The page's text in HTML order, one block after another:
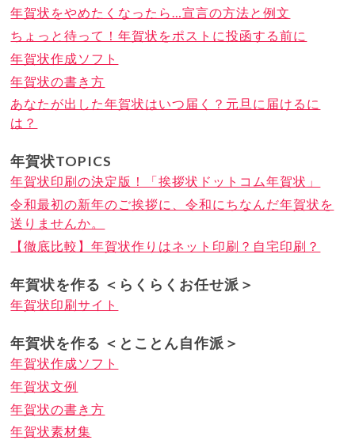
年賀状をやめたくなったら…宣言の方法と例文
ちょっと待って！年賀状をポストに投函する前に
年賀状作成ソフト
年賀状の書き方
あなたが出した年賀状はいつ届く？元旦に届けるに
は？
年賀状TOPICS
年賀状印刷の決定版！「挨拶状ドットコム年賀状」
令和最初の新年のご挨拶に、令和にちなんだ年賀状を
送りませんか。
【徹底比較】年賀状作りはネット印刷？自宅印刷？
年賀状を作る ＜らくらくお任せ派＞
年賀状印刷サイト
年賀状を作る ＜とことん自作派＞
年賀状作成ソフト
年賀状文例
年賀状の書き方
年賀状素材集